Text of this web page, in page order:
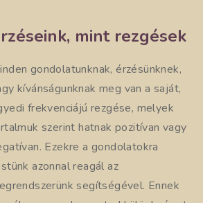
mint rezgések
gondolatunknak, érzésünknek,
kívánságunknak meg van a saját,
frekvenciájú rezgése, melyek
szerint hatnak pozitívan vagy
Ezekre a gondolatokra
azonnal reagál az
segítségével. Ennek